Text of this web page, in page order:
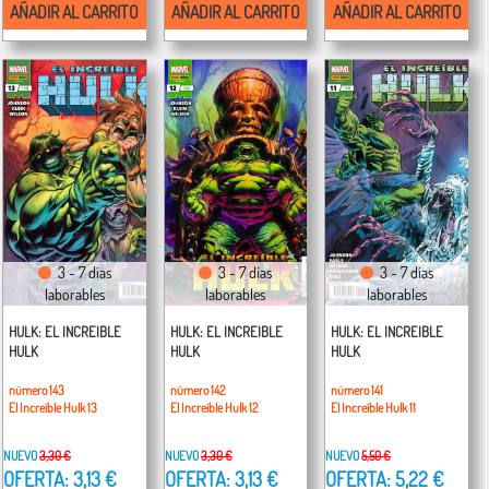
AÑADIR AL CARRITO AÑADIR AL CARRITO AÑADIR AL CARRITO
3 - 7 días
laborables
HULK: EL INCREIBLE
HULK
número 143
El Increíble Hulk 13
NUEVO3,30 €
OFERTA: 3,13 €
3 - 7 días
laborables
HULK: EL INCREIBLE
HULK
número 142
El Increíble Hulk 12
NUEVO3,30 €
OFERTA: 3,13 €
3 - 7 días
laborables
HULK: EL INCREIBLE
HULK
número 141
El Increíble Hulk 11
NUEVO5,50 €
OFERTA: 5,22 €